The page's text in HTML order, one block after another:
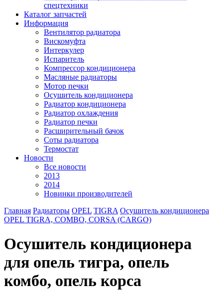
спецтехники
Каталог запчастей
Информация
Вентилятор радиатора
Вискомуфта
Интеркулер
Испаритель
Компрессор кондиционера
Масляные радиаторы
Мотор печки
Осушитель кондиционера
Радиатор кондиционера
Радиатор охлаждения
Радиатор печки
Расширительный бачок
Соты радиатора
Термостат
Новости
Все новости
2013
2014
Новинки производителей
Главная Радиаторы OPEL TIGRA Осушитель кондиционера
OPEL TIGRA, COMBO, CORSA (CARGO)
Осушитель кондиционера
для опель тигра, опель
комбо, опель корса